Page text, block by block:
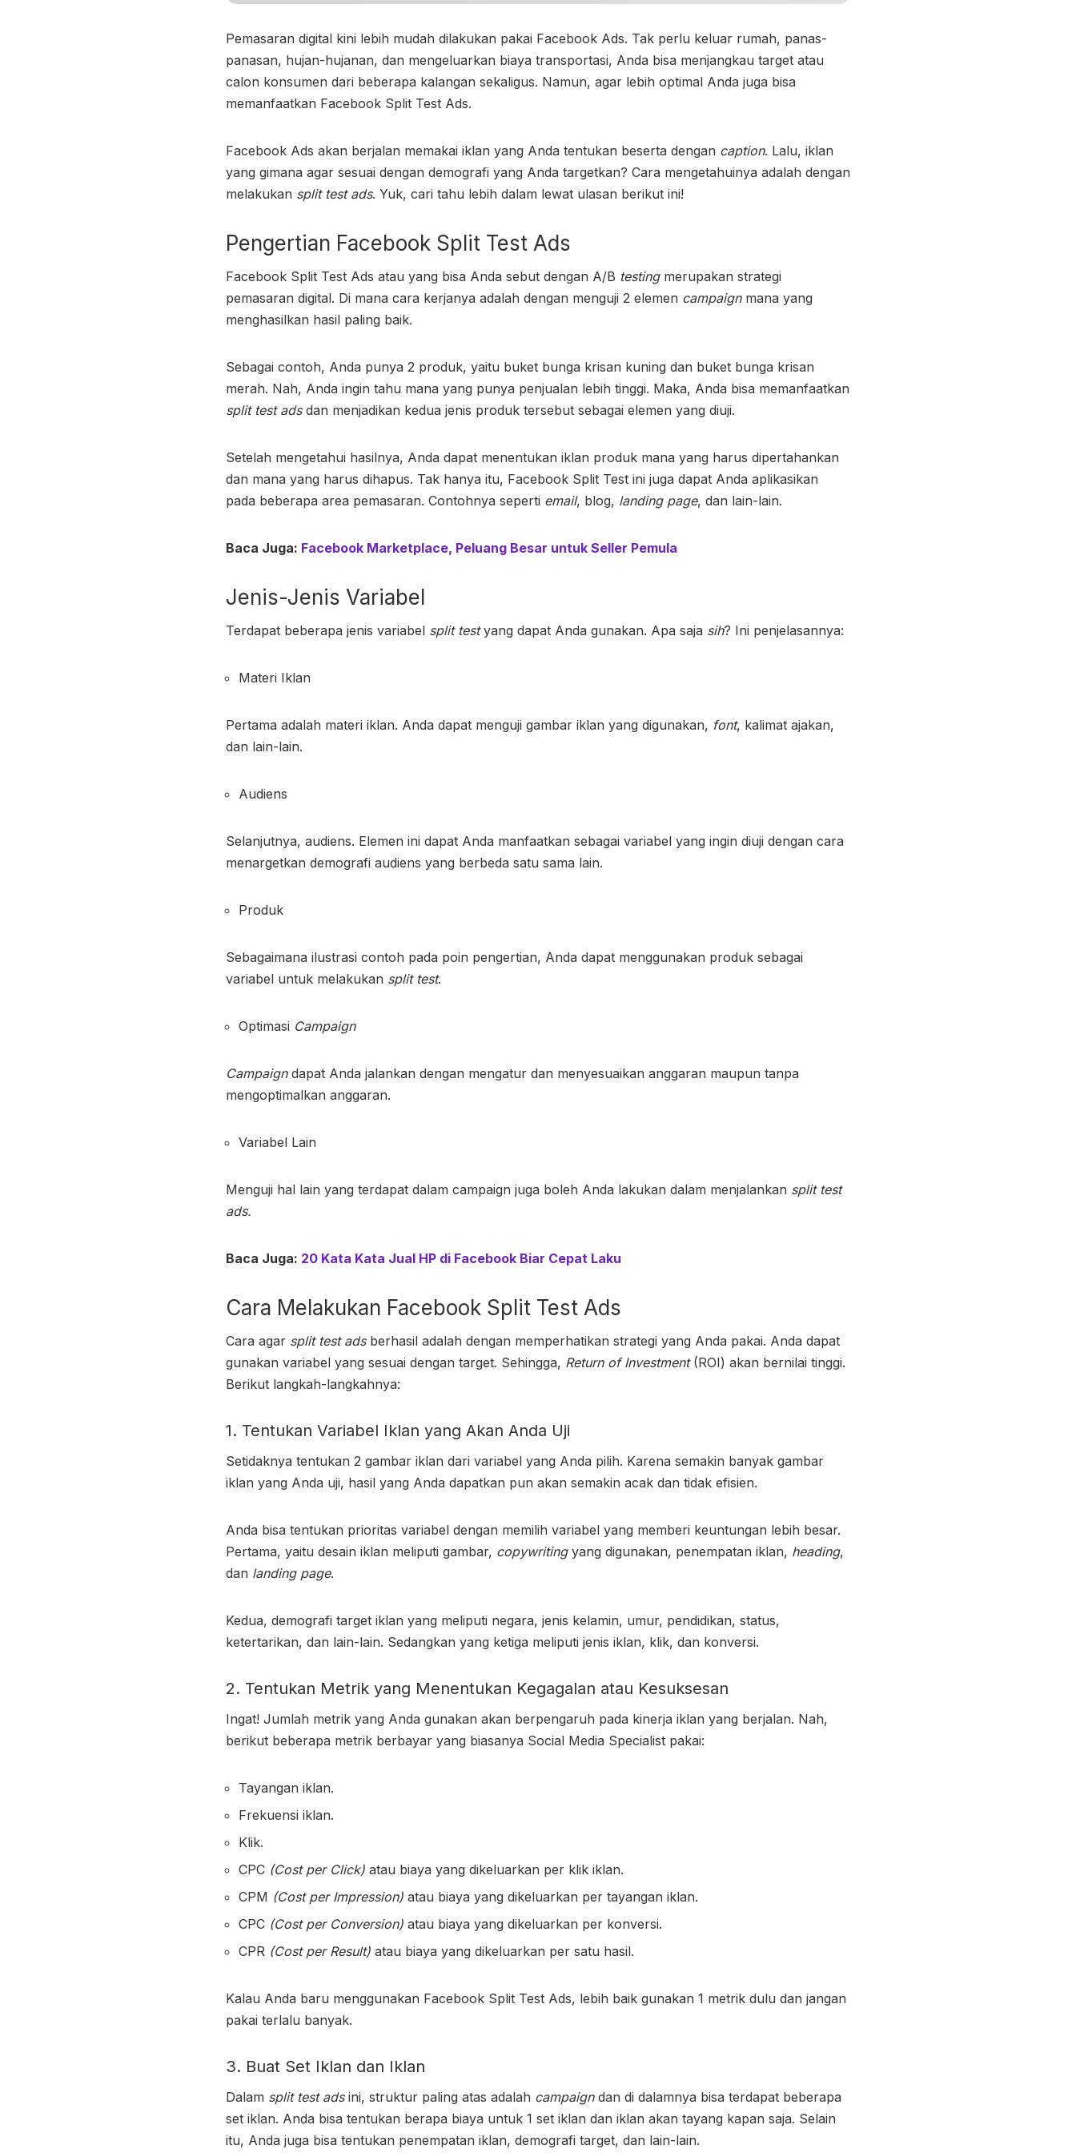
Pemasaran digital kini lebih mudah dilakukan pakai Facebook Ads. Tak perlu keluar rumah, panas-
panasan, hujan-hujanan, dan mengeluarkan biaya transportasi, Anda bisa menjangkau target atau
calon konsumen dari beberapa kalangan sekaligus. Namun, agar lebih optimal Anda juga bisa
memanfaatkan Facebook Split Test Ads.
Facebook Ads akan berjalan memakai iklan yang Anda tentukan beserta dengan caption. Lalu, iklan
yang gimana agar sesuai dengan demografi yang Anda targetkan? Cara mengetahuinya adalah dengan
melakukan split test ads. Yuk, cari tahu lebih dalam lewat ulasan berikut ini!
Pengertian Facebook Split Test Ads
Facebook Split Test Ads atau yang bisa Anda sebut dengan A/B testingmerupakan strategi
pemasaran digital. Di mana cara kerjanya adalah dengan menguji 2 elemen campaignmana yang
menghasilkan hasil paling baik.
Sebagai contoh, Anda punya 2 produk, yaitu buket bunga krisan kuning dan buket bunga krisan
merah. Nah, Anda ingin tahu mana yang punya penjualan lebih tinggi. Maka, Anda bisa memanfaatkan
split test adsdan menjadikan kedua jenis produk tersebut sebagai elemen yang diuji.
Setelah mengetahui hasilnya, Anda dapat menentukan iklan produk mana yang harus dipertahankan
dan mana yang harus dihapus. Tak hanya itu, Facebook Split Test ini juga dapat Anda aplikasikan
pada beberapa area pemasaran. Contohnya seperti email, blog, landing page, dan lain-lain.
Baca Juga: Facebook Marketplace, Peluang Besar untuk Seller Pemula
Jenis-Jenis Variabel
Terdapat beberapa jenis variabel split testyang dapat Anda gunakan. Apa saja sih? Ini penjelasannya:
Materi Iklan
Pertama adalah materi iklan. Anda dapat menguji gambar iklan yang digunakan, font, kalimat ajakan,
dan lain-lain.
Audiens
Selanjutnya, audiens. Elemen ini dapat Anda manfaatkan sebagai variabel yang ingin diuji dengan cara
menargetkan demografi audiens yang berbeda satu sama lain.
Produk
Sebagaimana ilustrasi contoh pada poin pengertian, Anda dapat menggunakan produk sebagai
variabel untuk melakukan split test.
Optimasi Campaign
Campaigndapat Anda jalankan dengan mengatur dan menyesuaikan anggaran maupun tanpa
mengoptimalkan anggaran.
Variabel Lain
Menguji hal lain yang terdapat dalam campaign juga boleh Anda lakukan dalam menjalankan split test
ads.
Baca Juga: 20 Kata Kata Jual HP di Facebook Biar Cepat Laku
Cara Melakukan Facebook Split Test Ads
Cara agar split test adsberhasil adalah dengan memperhatikan strategi yang Anda pakai. Anda dapat
gunakan variabel yang sesuai dengan target. Sehingga, Return of Investment(ROI) akan bernilai tinggi.
Berikut langkah-langkahnya:
1. Tentukan Variabel Iklan yang Akan Anda Uji
Setidaknya tentukan 2 gambar iklan dari variabel yang Anda pilih. Karena semakin banyak gambar
iklan yang Anda uji, hasil yang Anda dapatkan pun akan semakin acak dan tidak efisien.
Anda bisa tentukan prioritas variabel dengan memilih variabel yang memberi keuntungan lebih besar.
Pertama, yaitu desain iklan meliputi gambar, copywriting yang digunakan, penempatan iklan, heading,
dan landing page.
Kedua, demografi target iklan yang meliputi negara, jenis kelamin, umur, pendidikan, status,
ketertarikan, dan lain-lain. Sedangkan yang ketiga meliputi jenis iklan, klik, dan konversi.
2. Tentukan Metrik yang Menentukan Kegagalan atau Kesuksesan
Ingat! Jumlah metrik yang Anda gunakan akan berpengaruh pada kinerja iklan yang berjalan. Nah,
berikut beberapa metrik berbayar yang biasanya Social Media Specialist pakai:
Tayangan iklan.
Frekuensi iklan.
Klik.
CPC (Cost per Click) atau biaya yang dikeluarkan per klik iklan.
CPM (Cost per Impression) atau biaya yang dikeluarkan per tayangan iklan.
CPC (Cost per Conversion) atau biaya yang dikeluarkan per konversi.
CPR (Cost per Result) atau biaya yang dikeluarkan per satu hasil.
Kalau Anda baru menggunakan Facebook Split Test Ads, lebih baik gunakan 1 metrik dulu dan jangan
pakai terlalu banyak.
3. Buat Set Iklan dan Iklan
Dalam split test adsini, struktur paling atas adalah campaigndan di dalamnya bisa terdapat beberapa
set iklan. Anda bisa tentukan berapa biaya untuk 1 set iklan dan iklan akan tayang kapan saja. Selain
itu, Anda juga bisa tentukan penempatan iklan, demografi target, dan lain-lain.